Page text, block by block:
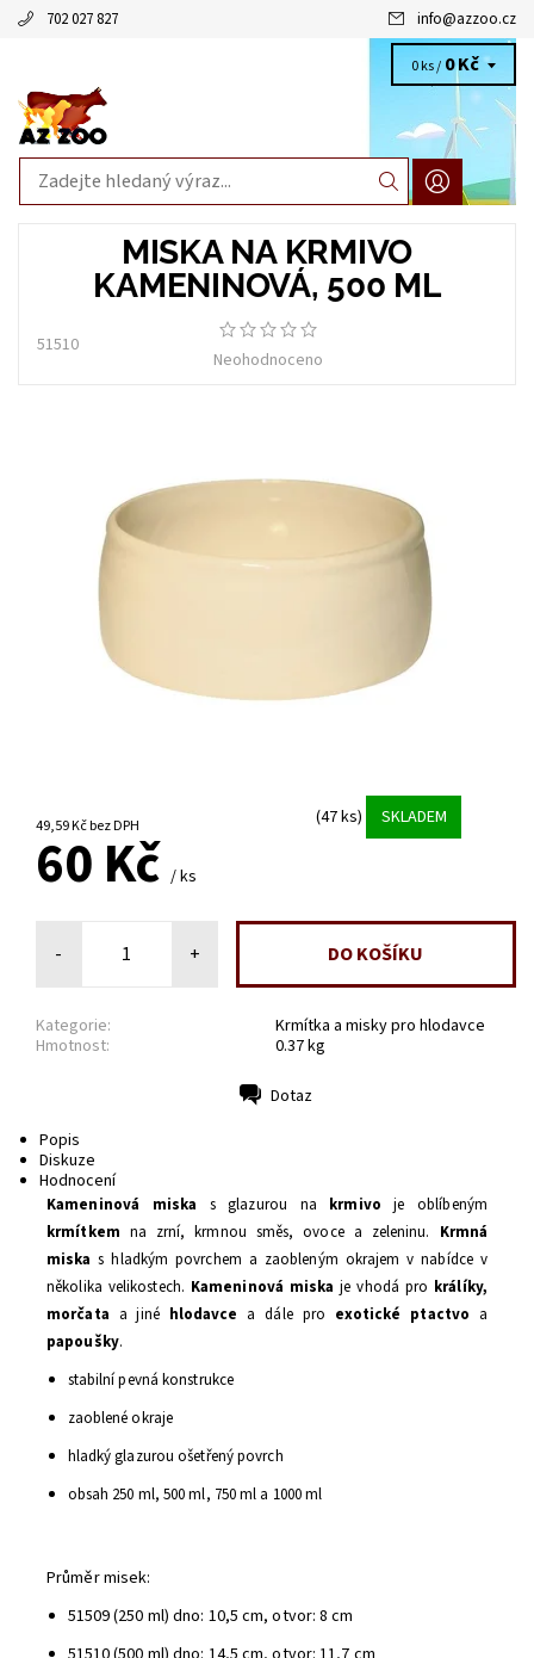
702 027 827 info@azzoo.cz
0 ks / 0 Kč
MISKA NA KRMIVO
KAMENINOVÁ, 500 ML
51510
Neohodnoceno
49,59 Kč bez DPH (47 ks) SKLADEM
60 Kč / ks
- +
Kategorie:
Krmítka a misky pro hlodavce
Hmotnost:
0.37 kg
Dotaz
Popis
Diskuze
Hodnocení
Kameninová miska s glazurou na krmivo je oblíbeným
krmítkem na zrní, krmnou směs, ovoce a zeleninu. Krmná
miska s hladkým povrchem a zaobleným okrajem v nabídce v
několika velikostech. Kameninová miska je vhodá pro králíky,
morčata a jiné hlodavce a dále pro exotické ptactvo a
papoušky.
stabilní pevná konstrukce
zaoblené okraje
hladký glazurou ošetřený povrch
obsah 250 ml, 500 ml, 750 ml a 1000 ml
Průměr misek:
51509 (250 ml) dno: 10,5 cm, otvor: 8 cm